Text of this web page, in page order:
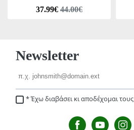
CM
37.99€ 44.00€
Newsletter
Έχω διαβάσει κι αποδέχομαι τους